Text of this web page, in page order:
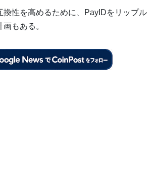
換性を高めるために、PayIDをリップル
もある。